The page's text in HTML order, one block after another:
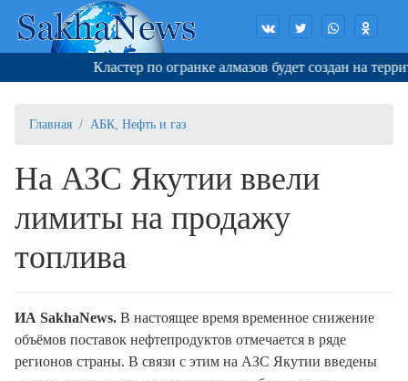
Кластер по огранке алмазов будет создан на
Главная АБК, Нефть и газ
На АЗС Якутии ввели
лимиты на продажу
топлива
ИА SakhaNews. В настоящее время временное снижение
объёмов поставок нефтепродуктов отмечается в ряде
регионов страны. В связи с этим на АЗС Якутии введены